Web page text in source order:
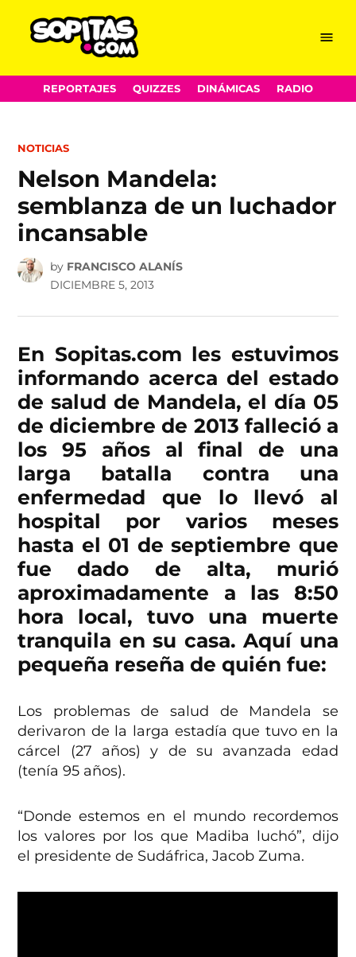
Skip
to
Menu
REPORTAJES QUIZZES DINÁMICAS RADIO
POSTED
NOTICIAS
Nelson Mandela:
semblanza de un luchador
incansable
by FRANCISCO ALANÍS
DICIEMBRE 5, 2013
En Sopitas.com les estuvimos
informando acerca del estado
de salud de Mandela, el día 05
de diciembre de 2013 falleció a
los 95 años al final de una
larga batalla contra una
enfermedad que lo llevó al
hospital por varios meses
hasta el 01 de septiembre que
fue dado de alta, murió
aproximadamente a las 8:50
hora local, tuvo una muerte
tranquila en su casa. Aquí una
pequeña reseña de quién fue:
Los problemas de salud de Mandela se
derivaron de la larga estadía que tuvo en la
cárcel (27 años) y de su avanzada edad
(tenía 95 años).
“Donde estemos en el mundo recordemos
los valores por los que Madiba luchó”, dijo
el presidente de Sudáfrica, Jacob Zuma.